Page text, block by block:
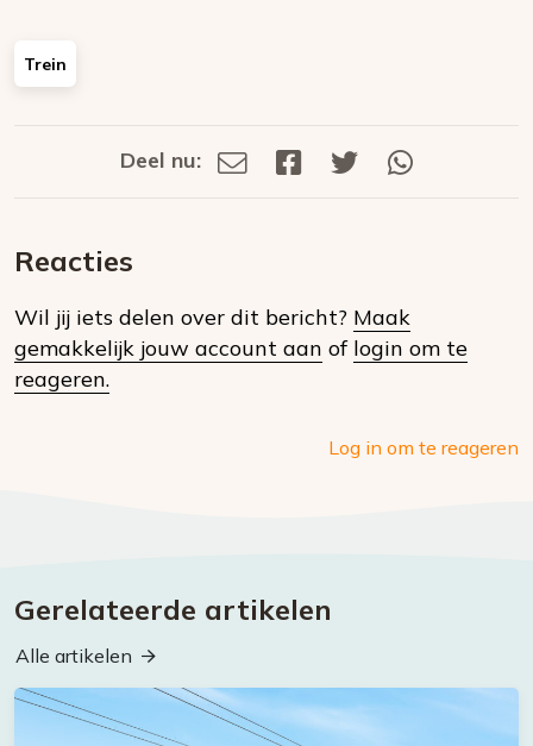
Trein
Deel
social
Deel nu:
Deel
Deel
Deel
Reacties
Wil jij iets delen over dit bericht? Maak
gemakkelijk jouw account aan of login om te
reageren.
Log in om te reageren
Gerelateerde artikelen
Alle artikelen